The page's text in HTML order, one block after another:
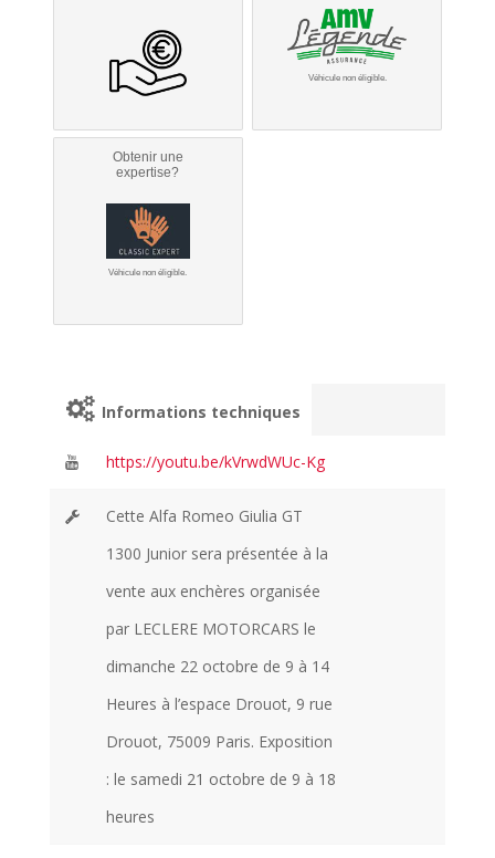
Véhicule non éligible.
Obtenir une
expertise?
Véhicule non éligible.
Informations techniques
https://youtu.be/kVrwdWUc-Kg
Cette Alfa Romeo Giulia GT
1300 Junior sera présentée à la
vente aux enchères organisée
par LECLERE MOTORCARS le
dimanche 22 octobre de 9 à 14
Heures à l’espace Drouot, 9 rue
Drouot, 75009 Paris. Exposition
: le samedi 21 octobre de 9 à 18
heures